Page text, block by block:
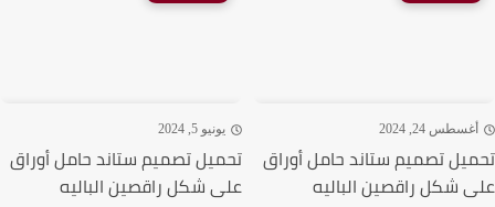
24, 2024
تصميم ستاند حامل أوراق
شكل راقصين الباليه
يونيو 5, 2024
تحميل تصميم ستاند حامل أوراق
على شكل راقصين الباليه